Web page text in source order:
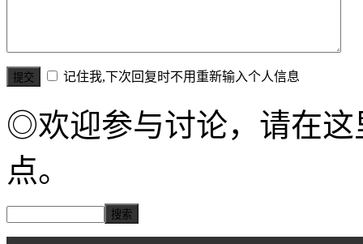
记住我,下次回复时不用重新输入个人信息
◎欢迎参与讨论，请在这
点。